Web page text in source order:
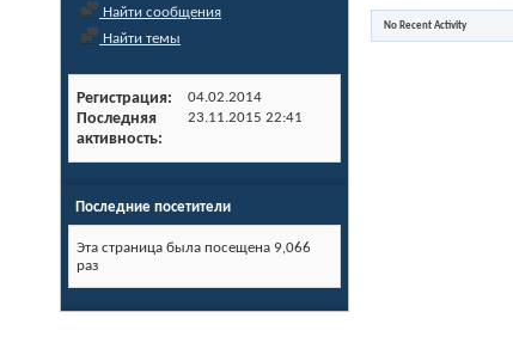
Найти сообщения
Найти темы
Регистрация 04.02.2014
Последняя
активность
23.11.2015 22:41
Последние посетители
Эта страница была посещена 9,066
раз
No Recent Activity